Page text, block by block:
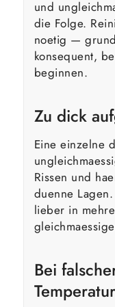
und
die Folge.
noetig —
konsequent,
beginnen.
Zu dick
Eine einzelne
Rissen und
duenne
lieber in
Bei